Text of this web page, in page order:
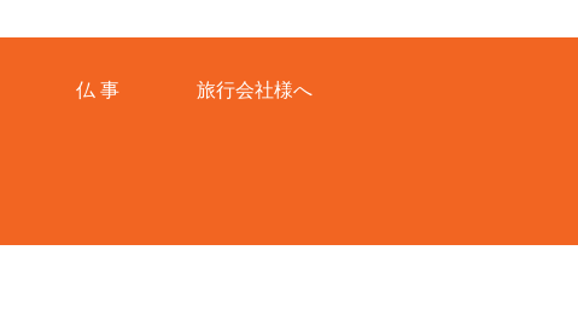
仏 事 旅行会社様へ